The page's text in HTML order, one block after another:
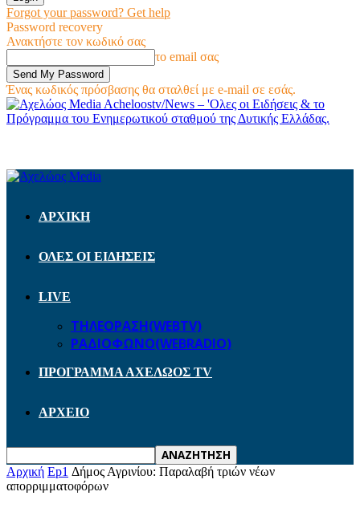
Forgot your password? Get help
Password recovery
Ανακτήστε τον κωδικό σας
το email σας
Ένας κωδικός πρόσβασης θα σταλθεί με e-mail σε εσάς.
Acheloostv/News – 'Ολες οι Ειδήσεις & το
Πρόγραμμα του Ενημερωτικού σταθμού της Δυτικής Ελλάδας.
ΑΡΧΙΚΗ
ΟΛΕΣ ΟΙ ΕΙΔΗΣΕΙΣ
LIVE
ΤΗΛΕΟΡΑΣΗ(WEBTV)
ΡΑΔΙΟΦΩΝΟ(WEBRADIO)
ΠΡΟΓΡΑΜΜΑ ΑΧΕΛΩΟΣ TV
ΑΡΧΕΙΟ
Αρχική Ep1 Δήμος Αγρινίου: Παραλαβή τριών νέων
απορριμματοφόρων